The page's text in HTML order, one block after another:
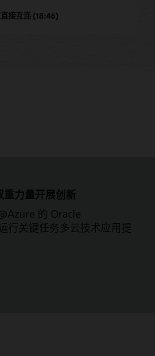
接互连 (18:46)
力量开展创新
的 Oracle
行关键任务多云技术应用提